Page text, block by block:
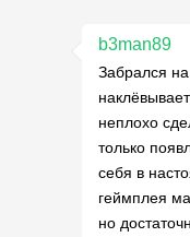
b3man89
Забрался
неплохо
только
себя в
геймплея
но